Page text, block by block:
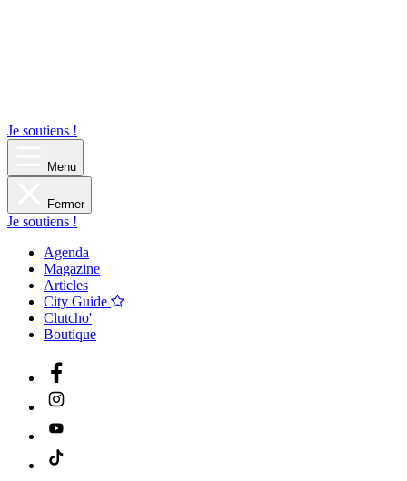
Je soutiens !
Menu
Fermer
Je soutiens !
Agenda
Magazine
Articles
City Guide
Clutcho'
Boutique